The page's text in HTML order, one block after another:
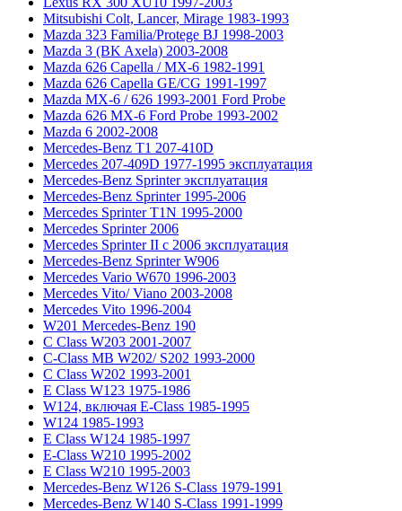
Mitsubishi Colt, Lancer, Mirage 1983-1993
Mazda 323 Familia/Protege BJ 1998-2003
Mazda 3 (BK Axela) 2003-2008
Mazda 626 Capella / MX-6 1982-1991
Mazda 626 Capella GE/CG 1991-1997
Mazda MX-6 / 626 1993-2001 Ford Probe
Mazda 626 MX-6 Ford Probe 1993-2002
Mazda 6 2002-2008
Mercedes-Benz T1 207-410D
Mercedes 207-409D 1977-1995 эксплуатация
Mercedes-Benz Sprinter эксплуатация
Mercedes-Benz Sprinter 1995-2006
Mercedes Sprinter T1N 1995-2000
Mercedes Sprinter 2006
Mercedes Sprinter II с 2006 эксплуатация
Mercedes-Benz Sprinter W906
Mercedes Vario W670 1996-2003
Mercedes Vito/ Viano 2003-2008
Mercedes Vito 1996-2004
W201 Mercedes-Benz 190
C Class W203 2001-2007
C-Class MB W202/ S202 1993-2000
C Class W202 1993-2001
E Class W123 1975-1986
W124, включая E-Class 1985-1995
W124 1985-1993
E Class W124 1985-1997
E-Class W210 1995-2002
E Class W210 1995-2003
Mercedes-Benz W126 S-Class 1979-1991
Mercedes-Benz W140 S-Class 1991-1999